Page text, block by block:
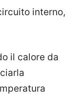
interno,
il calore da